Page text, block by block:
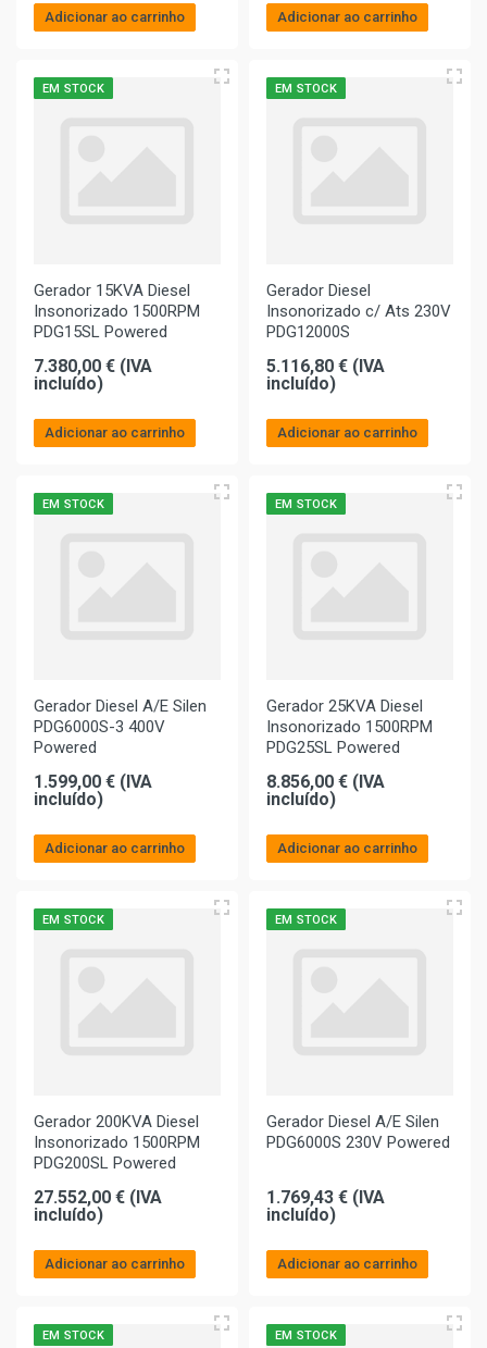
Adicionar ao carrinho Adicionar ao carrinho
EM STOCK
Gerador 15KVA Diesel
Insonorizado 1500RPM
PDG15SL Powered
7.380,00 € (IVA
incluído)
Adicionar ao carrinho
EM STOCK
Gerador Diesel
Insonorizado c/ Ats 230V
PDG12000S
5.116,80 € (IVA
incluído)
Adicionar ao carrinho
EM STOCK
Gerador Diesel A/E Silen
PDG6000S-3 400V
Powered
1.599,00 € (IVA
incluído)
Adicionar ao carrinho
EM STOCK
Gerador 25KVA Diesel
Insonorizado 1500RPM
PDG25SL Powered
8.856,00 € (IVA
incluído)
Adicionar ao carrinho
EM STOCK
Gerador 200KVA Diesel
Insonorizado 1500RPM
PDG200SL Powered
27.552,00 € (IVA
incluído)
Adicionar ao carrinho
EM STOCK
Gerador Diesel A/E Silen
PDG6000S 230V Powered
1.769,43 € (IVA
incluído)
Adicionar ao carrinho
EM STOCK EM STOCK